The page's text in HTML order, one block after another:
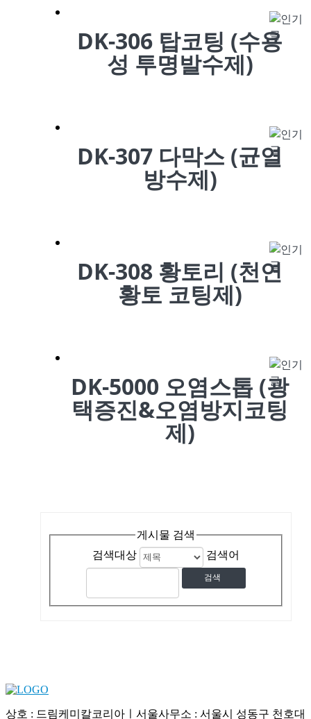
DK-306 탑코팅 (수용
성 투명발수제)
DK-307 다막스 (균열
방수제)
DK-308 황토리 (천연
황토 코팅제)
DK-5000 오염스톱 (광
택증진&오염방지코팅
제)
게시물 검색
검색대상
검색어
상호 : 드림케미칼코리아ㅣ서울사무소 : 서울시 성동구 천호대